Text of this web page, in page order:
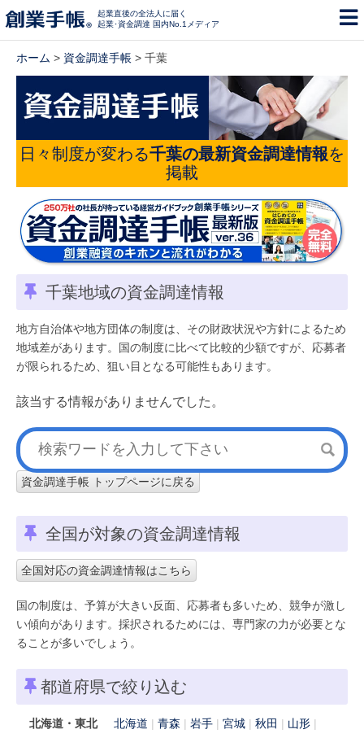
起業直後の全法人に届く
起業･資金調達 国内No.1メディア
ホーム > 資金調達手帳 > 千葉
日々制度が変わる千葉の最新資金調達情報を
掲載
千葉地域の資金調達情報
地方自治体や地方団体の制度は、その財政状況や方針によるため
地域差があります。国の制度に比べて比較的少額ですが、応募者
が限られるため、狙い目となる可能性もあります。
該当する情報がありませんでした。
資金調達手帳 トップページに戻る
全国が対象の資金調達情報
全国対応の資金調達情報はこちら
国の制度は、予算が大きい反面、応募者も多いため、競争が激し
い傾向があります。採択されるためには、専門家の力が必要とな
ることが多いでしょう。
都道府県で絞り込む
北海道・東北 北海道 青森 岩手 宮城 秋田
山形